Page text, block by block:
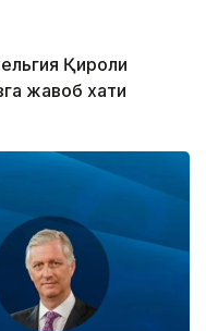
Қироли
жавоб хати